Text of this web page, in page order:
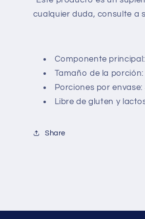
cualquier duda, consulte a
Componente
Tamaño de la porción:
Porciones por envase:
Libre de gluten y
Share